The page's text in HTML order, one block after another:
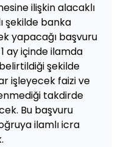
ilişkin alacaklı
şekilde banka
yapacağı başvuru
ay içinde ilamda
şekilde
işleyecek faizi ve
takdirde
Bu başvuru
ilamlı icra